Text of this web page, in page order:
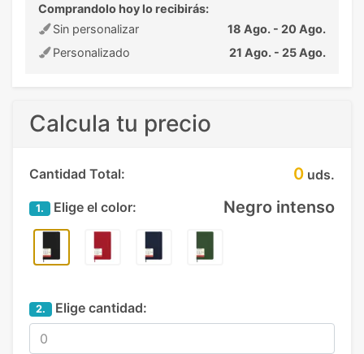
Comprandolo hoy lo recibirás:
Sin personalizar
18 Ago. - 20 Ago.
Personalizado
21 Ago. - 25 Ago.
Calcula tu precio
Cantidad Total: 0 uds.
1. Elige el color: Negro intenso
2. Elige cantidad: